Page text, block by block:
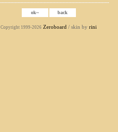
Copyright 1999-2026 Zeroboard / skin by rini